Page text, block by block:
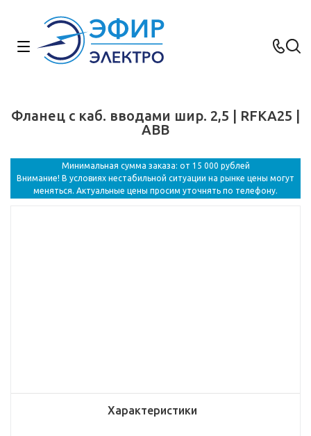
Фланец с каб. вводами шир. 2,5 | RFKA25 |
ABB
Минимальная сумма заказа: от 15 000 рублей
Внимание! В условиях нестабильной ситуации на рынке цены могут
меняться. Актуальные цены просим уточнять по телефону.
Характеристики